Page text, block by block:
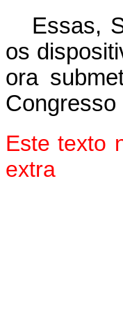
Essas,
os
ora
Congresso
Este texto
extra